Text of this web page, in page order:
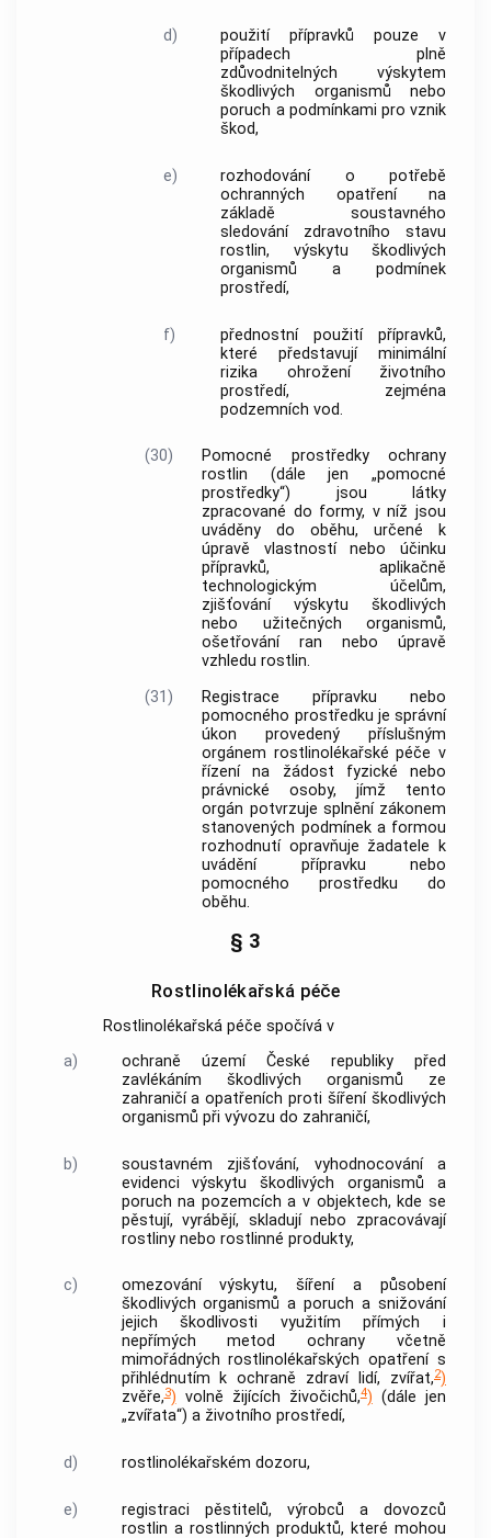
d)
použití přípravků pouze v
případech plně
zdůvodnitelných výskytem
škodlivých organismů nebo
poruch a podmínkami pro vznik
škod,
e)
rozhodování o potřebě
ochranných opatření na
základě soustavného
sledování zdravotního stavu
rostlin, výskytu škodlivých
organismů a podmínek
prostředí,
f)
přednostní použití přípravků,
které představují minimální
rizika ohrožení životního
prostředí, zejména
podzemních vod.
(30)
Pomocné prostředky ochrany
rostlin (dále jen „pomocné
prostředky“) jsou látky
zpracované do formy, v níž jsou
uváděny do oběhu, určené k
úpravě vlastností nebo účinku
přípravků, aplikačně
technologickým účelům,
zjišťování výskytu škodlivých
nebo užitečných organismů,
ošetřování ran nebo úpravě
vzhledurostlin.
(31)
Registrace přípravku nebo
pomocného prostředku je správní
úkon provedený příslušným
orgánem rostlinolékařské péče v
řízení na žádost fyzické nebo
právnické osoby, jímž tento
orgán potvrzuje splnění zákonem
stanovených podmínek a formou
rozhodnutí opravňuje žadatele k
uvádění přípravku nebo
pomocného prostředku do
oběhu.
§ 3
Rostlinolékařská péče
Rostlinolékařská péče spočívá v
a)
ochraně území České republiky před
zavlékáním škodlivých organismů ze
zahraničí a opatřeních proti šíření škodlivých
organismů při vývozu do zahraničí,
b)
soustavném zjišťování, vyhodnocování a
evidenci výskytuškodlivých organismů a
poruch na pozemcích a v objektech, kde se
pěstují, vyrábějí, skladují nebo zpracovávají
rostlinynebo rostlinné produkty,
c)
omezování výskytu, šíření a působení
škodlivých organismů a poruch a snižování
jejich škodlivosti využitím přímých i
nepřímých metod ochrany včetně
mimořádných rostlinolékařských opatření s
přihlédnutím k ochraně zdraví lidí, zvířat,2)
zvěře,3) volně žijících živočichů,4) (dále jen
„zvířata“) a životního prostředí,
d) rostlinolékařském dozoru,
e)
registraci pěstitelů, výrobců a dovozců
rostlin a rostlinných produktů, které mohou